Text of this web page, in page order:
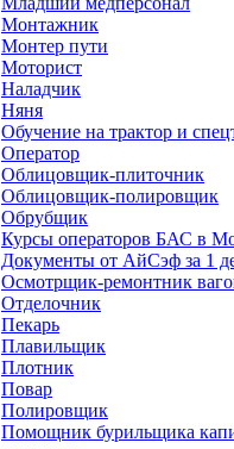
Монтажник
Монтер пути
Моторист
Наладчик
Няня
Обучение на трактор и
Оператор
Облицовщик-плиточник
Облицовщик-полировщик
Обрубщик
Курсы операторов БАС в
Документы от АйСэф за 1
Осмотрщик-ремонтник
Отделочник
Пекарь
Плавильщик
Плотник
Повар
Полировщик
Помощник бурильщика